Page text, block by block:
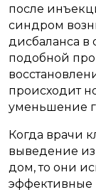
после
синдром
дисбаланса в
подобной
происходит
уменьшение
Когда врачи
выведение
дом, то они
эффективные